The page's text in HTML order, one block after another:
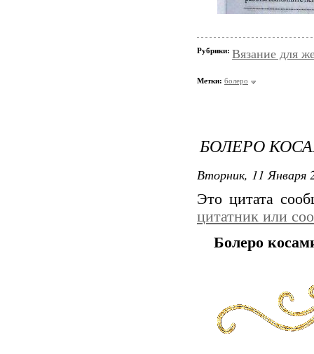
Рубрики: Вязание для
Метки: болеро
БОЛЕРО
Вторник, 11 Января
Это цитата
цитатник или
Болеро